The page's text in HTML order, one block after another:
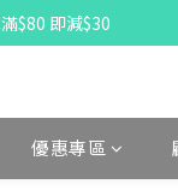
$80 即減$30
$80 即減$30
9 折
$80 即減$30
優惠專區